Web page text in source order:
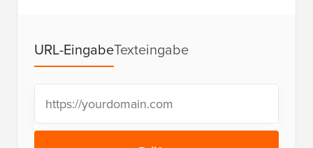
URL-EingabeTexteingabe